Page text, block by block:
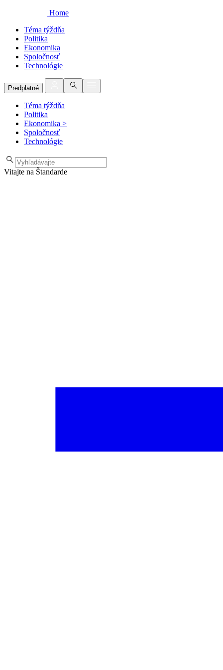
Home
Téma týždňa
Politika
Ekonomika
Spoločnosť
Technológie
Predplatné
Téma týždňa
Politika
Ekonomika >
Spoločnosť
Technológie
Vitajte na Štandarde